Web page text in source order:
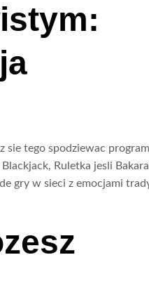
sie tego spodziewac
Ruletka jesli
gry w sieci z emocjami